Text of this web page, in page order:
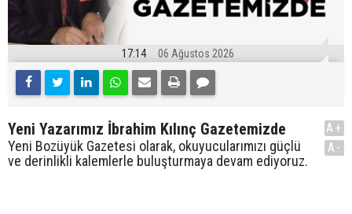
17:14 06 Ağustos 2026
Yeni Yazarımız İbrahim Kılınç Gazetemizde
Yeni Bozüyük Gazetesi olarak, okuyucularımızı güçlü
ve derinlikli kalemlerle buluşturmaya devam ediyoruz.
A+
A-